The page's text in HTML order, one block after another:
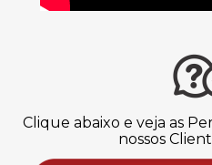
Clique abaixo e veja as
nossos